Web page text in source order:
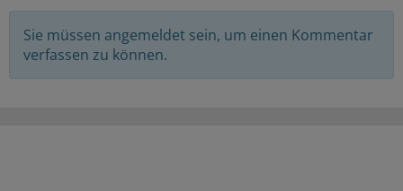
Sie müssen angemeldet sein, um einen Kommentar
verfassen zu können.